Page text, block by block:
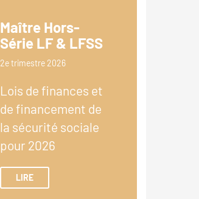
Maître Hors-
Série LF & LFSS
2e trimestre 2026
Lois de finances et
de financement de
la sécurité sociale
pour 2026
LIRE